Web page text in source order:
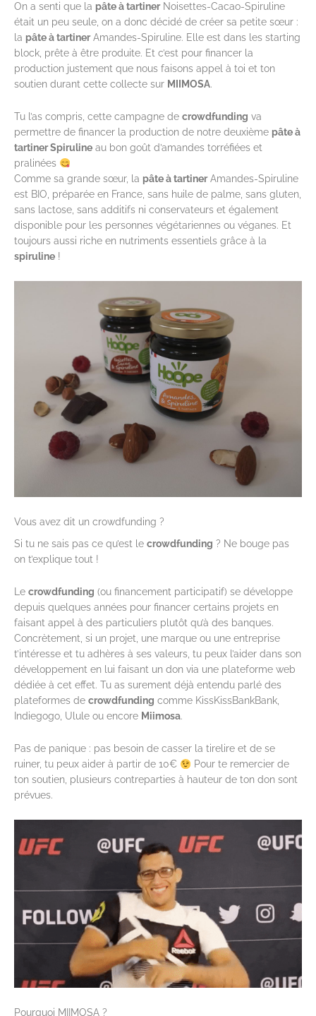
On a senti que la pâte à tartinerNoisettes-Cacao-Spiruline
était un peu seule, on a donc décidé de créer sa petite sœur :
la pâte à tartinerAmandes-Spiruline. Elle est dans les starting
block, prête à être produite. Et c’est pour financer la
production justement que nous faisons appel à toi et ton
soutien durant cette collecte sur MIIMOSA.
Tu l’as compris, cette campagne de crowdfunding va
permettre de financer la production de notre deuxième pâte à
tartiner Spiruline au bon goût d’amandes torréfiées et
pralinées
Comme sa grande sœur, la pâte à tartinerAmandes-Spiruline
est BIO, préparée en France, sans huile de palme, sans gluten,
sans lactose, sans additifs ni conservateurs et également
disponible pour les personnes végétariennes ou véganes. Et
toujours aussi riche en nutriments essentiels grâce à la
spiruline !
Vous avez dit un crowdfunding ?
Si tu ne sais pas ce qu’est le crowdfunding ? Ne bouge pas
on t’explique tout !
Le crowdfunding (ou financement participatif) se développe
depuis quelques années pour financer certains projets en
faisant appel à des particuliers plutôt qu’à des banques.
Concrètement, si un projet, une marque ou une entreprise
t’intéresse et tu adhères à ses valeurs, tu peux l’aider dans son
développement en lui faisant un don via une plateforme web
dédiée à cet effet. Tu as surement déjà entendu parlé des
plateformes de crowdfunding comme KissKissBankBank,
Indiegogo, Ulule ou encore Miimosa.
Pas de panique : pas besoin de casser la tirelire et de se
ruiner, tu peux aider à partir de 10€
Pour te remercier de
ton soutien, plusieurs contreparties à hauteur de ton don sont
prévues.
Pourquoi MIIMOSA ?